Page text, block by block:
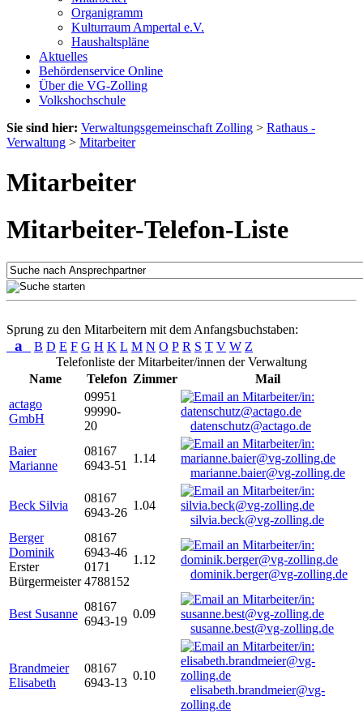
Organigramm
Kulturraum Ampertal e.V.
Haushaltspläne
Aktuelles
Behördenservice Online
Über die VG-Zolling
Volkshochschule
Sie sind hier: Verwaltungsgemeinschaft Zolling > Rathaus -
Verwaltung > Mitarbeiter
Mitarbeiter
Mitarbeiter-Telefon-Liste
Sprung zu den Mitarbeitern mit dem Anfangsbuchstaben:
a B D E F G H K L M N O P R S T V W Z
Telefonliste der Mitarbeiter/innen der Verwaltung
Name
Telefon Zimmer
Mail
actago
GmbH
09951
99990-
20
datenschutz@actago.de
Baier
Marianne
08167
6943-51
1.14
marianne.baier@vg-zolling.de
Beck Silvia
08167
6943-26
1.04
silvia.beck@vg-zolling.de
Berger
Dominik
Erster
Bürgermeister
08167
6943-46
0171
4788152
1.12
dominik.berger@vg-zolling.de
Best Susanne
08167
6943-19
0.09
susanne.best@vg-zolling.de
Brandmeier
Elisabeth
08167
6943-13
0.10
elisabeth.brandmeier@vg-
zolling.de